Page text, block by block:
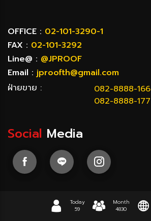
OFFICE : 02-101-3290-1
FAX : 02-101-3292
Line@ : @JPROOF
Email : jproofth@gmail.com
ฝ่ายขาย :
082-8888-166
082-8888-177
Social Media
Today
59
Month
4830